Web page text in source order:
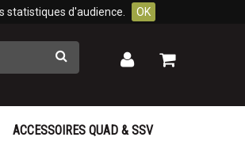
statistiques d'audience. OK
Rechercher Mon
Mon
ACCESSOIRES QUAD & SSV